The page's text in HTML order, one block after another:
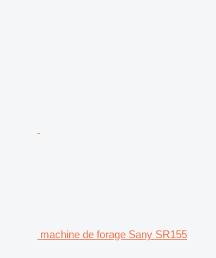
machine de forage Sany SR155